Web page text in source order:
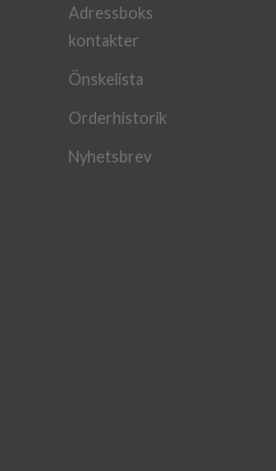
Adressboks
kontakter
Önskelista
Orderhistorik
Nyhetsbrev